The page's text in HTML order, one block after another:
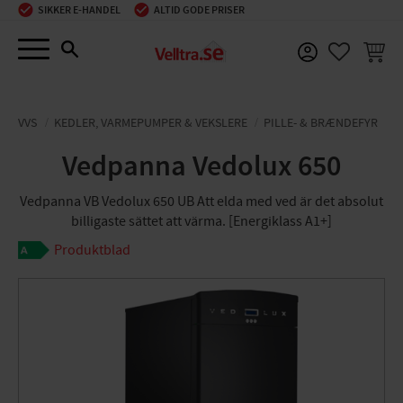
Menu
SIKKER E-HANDEL ALTID GODE PRISER
VVS KEDLER, VARMEPUMPER & VEKSLERE PILLE- & BRÆNDEFYR
Vedpanna Vedolux 650
Vedpanna VB Vedolux 650 UB Att elda med ved är det absolut
billigaste sättet att värma. [Energiklass A1+]
Produktblad